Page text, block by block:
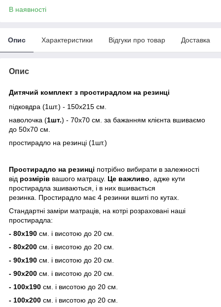
В наявності
Опис Характеристики Відгуки про товар Доставка
Опис
Дитячий комплект з простирадлом на резинці
підковдра (1шт.) - 150х215 см.
наволочка (1шт.) - 70х70 см. за бажанням клієнта вшиваємо
до 50х70 см.
простирадло на резинці (1шт.)
Простирадло на резинці потрібно вибирати в залежності
від розмірів вашого матрацу. Це важливо , адже кути
простирадла зшиваються, і в них вшивається
резинка. Простирадло має 4 резинки вшиті по кутах.
Стандартні заміри матраців, на котрі розраховані наші
простирадла:
- 80х190 см. і висотою до 20 см.
- 80х200 см. і висотою до 20 см.
- 90х190 см. і висотою до 20 см.
- 90х200 см. і висотою до 20 см.
- 100х190 см. і висотою до 20 см.
- 100х200 см. і висотою до 20 см.